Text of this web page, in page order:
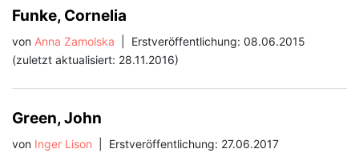
Funke, Cornelia
von Anna Zamolska
Erstveröffentlichung: 08.06.2015
(zuletzt aktualisiert: 28.11.2016)
Green, John
von Inger Lison Erstveröffentlichung: 27.06.2017